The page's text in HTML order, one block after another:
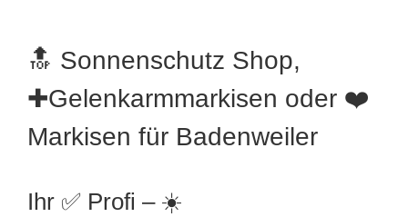
🔝 Sonnenschutz Shop,
✚Gelenkarmmarkisen oder ❤️
Markisen für Badenweiler
Ihr ✅ Profi – ☀️